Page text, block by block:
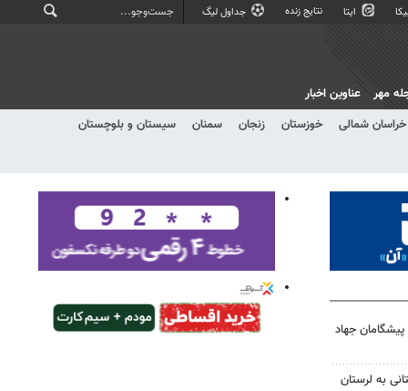
ایتا نتایج زنده جداول لیگ
خراسان شمالی خوزستان زنجان سمنان
سیستان و بلوچستان
مهر عناوین اخبار
پیشگامان جهاد
به لرستان